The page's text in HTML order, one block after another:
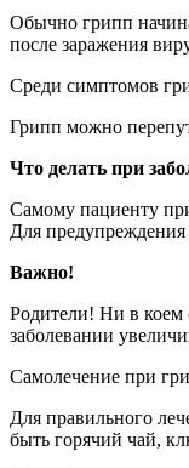
Обычно грипп
после заражения
Среди симптомов
Грипп можно
Что делать при
Самому пациенту
Для
Важно!
Родители! Ни в коем
заболевании
Самолечение при
Для правильного
быть горячий чай,